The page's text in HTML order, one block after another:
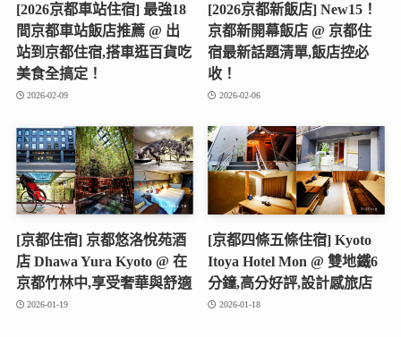
[2026京都車站住宿] 最強18
間京都車站飯店推薦 @ 出
站到京都住宿,搭車逛百貨吃
美食全搞定！
2026-02-09
[2026京都新飯店] New15！
京都新開幕飯店 @ 京都住
宿最新話題清單,飯店控必
收！
2026-02-06
[京都住宿] 京都悠洛悅苑酒
店 Dhawa Yura Kyoto @ 在
京都竹林中,享受奢華與舒適
2026-01-19
[京都四條五條住宿] Kyoto
Itoya Hotel Mon @ 雙地鐵6
分鐘,高分好評,設計感旅店
2026-01-18